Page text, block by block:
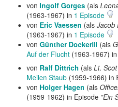
von Ingolf Gorges (als
(1963-1967) in 1 Episode
von Eric Vaessen (als Jacob
(1963-1967) in 1 Episode
von Günther Dockerill (als
Auf der Flucht (1963-1967) in
von Ralf Dittrich (als Lt.
Meilen Staub (1959-1966) in
von Holger Hagen (als
(1959-1962) in Episode "Ein